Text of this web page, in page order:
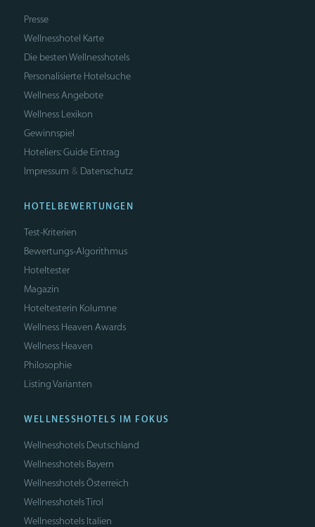
Presse
Wellnesshotel Karte
Die besten Wellnesshotels
Personalisierte Hotelsuche
Wellness Angebote
Wellness Lexikon
Gewinnspiel
Hoteliers: Guide Eintrag
Impressum & Datenschutz
HOTELBEWERTUNGEN
Test-Kriterien
Bewertungs-Algorithmus
Hoteltester
Magazin
Hoteltesterin Kolumne
Wellness Heaven Awards
Wellness Heaven
Philosophie
Listing Varianten
WELLNESSHOTELS IM FOKUS
Wellnesshotels Deutschland
Wellnesshotels Bayern
Wellnesshotels Österreich
Wellnesshotels Tirol
Wellnesshotels Italien